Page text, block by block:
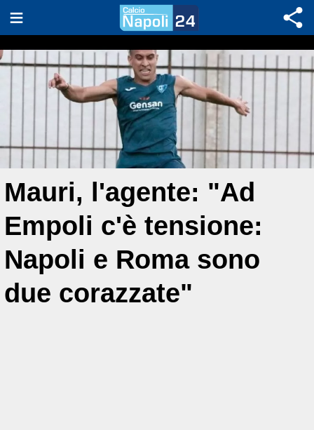
Mauri, l'agente: "Ad
Empoli c'è tensione:
Napoli e Roma sono
due corazzate"